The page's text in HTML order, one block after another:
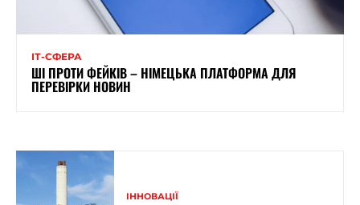
ІТ-СФЕРА
ШІ ПРОТИ ФЕЙКІВ – НІМЕЦЬКА ПЛАТФОРМА ДЛЯ
ПЕРЕВІРКИ НОВИН
ІННОВАЦІЇ